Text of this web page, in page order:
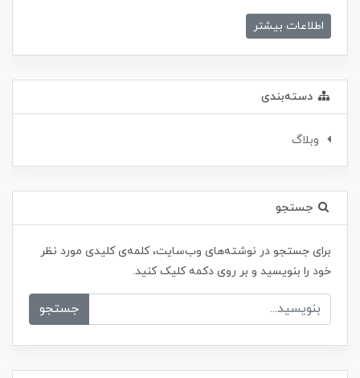
اطلاعات بیشتر
دسته‌بندی
وبلاگ
جستجو
برای جستجو در نوشته‌های وب‌سایت، کلمه‌ی کلیدی مورد نظر
خود را بنویسید و بر روی دکمه کلیک کنید.
جستجو